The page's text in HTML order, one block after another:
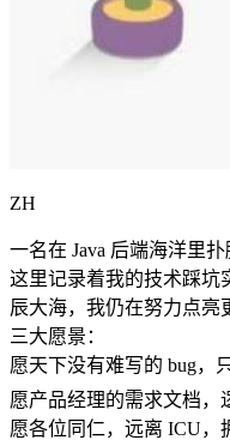
ZH
一名在 Java 后端海洋里扑
这里记录着我的技术踩坑
辰大海，我仍在努力点亮
三大愿景：
愿天下没有难写的 bug，
愿产品经理的需求文档，
愿各位同仁，远离 ICU，